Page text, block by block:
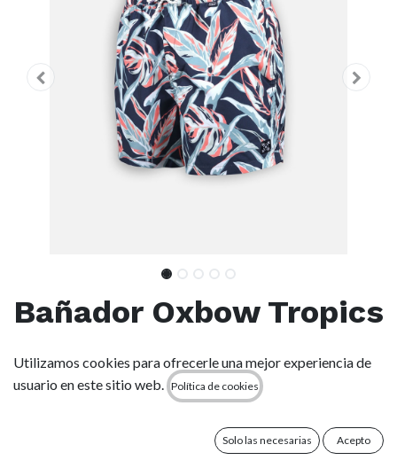
Bañador Oxbow Tropics
- Deep Marine
(0 reseña)
cinturilla elástica, cordón en contraste, bolsillos laterales y
traseros con velcro. Estampado integral. Largo 38 cm.
Utilizamos cookies para ofrecerle una mejor experiencia de
usuario en este sitio web.
Política de cookies
Solo las necesarias Acepto